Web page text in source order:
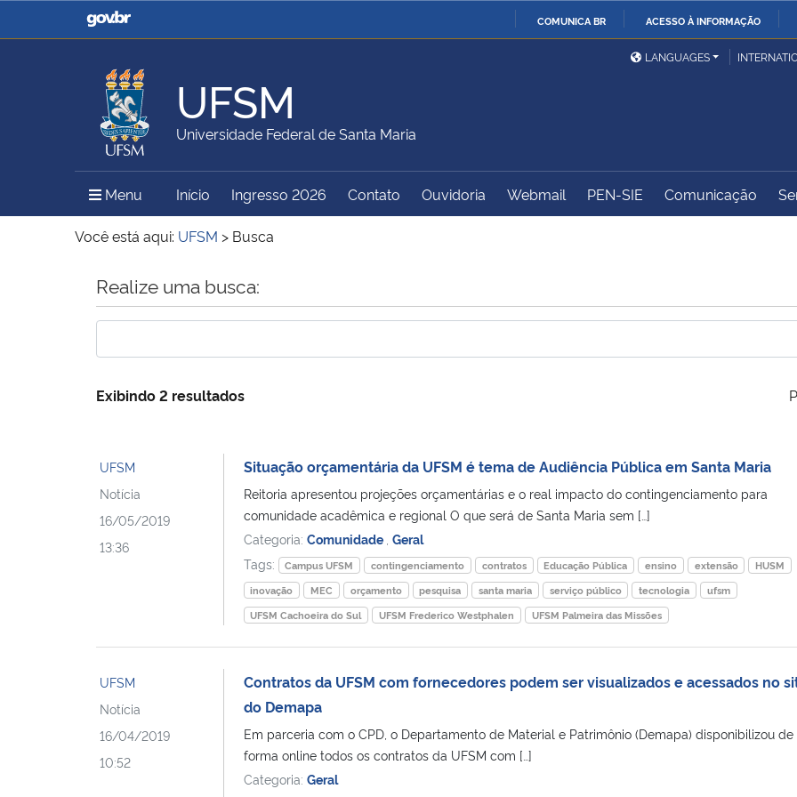
COMUNICA BR ACESSO À INFORMAÇÃO
Casa Civil
Ministério da Justiça e
Ministério da Defesa
Ministério das Relações
Exteriores
Ministério da Agricultura,
Pecuária e Abastecimento
Ministério da Educação
Ministério do Meio Ambiente Ministério do Turismo
Ministério do
Controladoria-Geral da
LANGUAGES
UFSM
Universidade Federal de Santa Maria
Menu Menu Principal do Sítio
Início Ingresso 2026 Contato Ouvidoria Webmail PEN-SIE Comunicação
Você está aqui: UFSM > Busca
Início do conteúdo
Realize uma busca:
Exibindo 2 resultados
UFSM
Notícia
16/05/2019
13:36
Situação orçamentária da UFSM é tema de Audiência Pública em Santa Maria
Reitoria apresentou projeções orçamentárias e o real impacto do contingenciamento para
comunidade acadêmica e regional O que será de Santa Maria sem […]
Categoria: Comunidade Geral
Tags:
Campus UFSM contingenciamento contratos Educação Pública ensino extensão
HUSM
inovação
MEC orçamento pesquisa santa maria serviço público tecnologia
ufsm
UFSM Cachoeira do Sul
UFSM Frederico Westphalen UFSM Palmeira das Missões
UFSM
Notícia
16/04/2019
10:52
Contratos da UFSM com fornecedores podem ser visualizados e acessados no
do Demapa
Em parceria com o CPD, o Departamento de Material e Patrimônio (Demapa) disponibilizou de
forma online todos os contratos da UFSM com […]
Categoria: Geral